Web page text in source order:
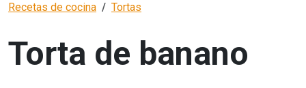
Recetas de cocina Tortas
Torta de banano